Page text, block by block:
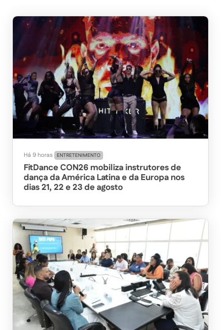
Há 9 horas ENTRETENIMENTO
FitDance CON26 mobiliza instrutores de
dança da América Latina e da Europa nos
dias 21, 22 e 23 de agosto